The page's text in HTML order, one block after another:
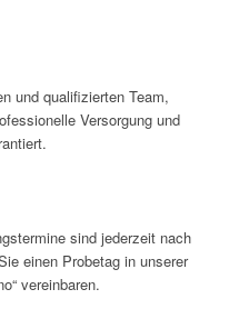
und qualifizierten Team,
Versorgung und
sind jederzeit nach
einen Probetag in unserer
vereinbaren.